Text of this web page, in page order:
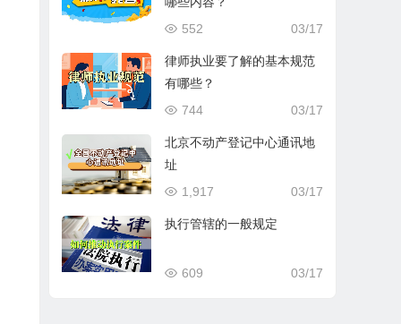
03/17
552
律师执业要了解的基本规范
有哪些？
03/17
744
北京不动产登记中心通讯地
址
03/17
1,917
执行管辖的一般规定
03/17
609